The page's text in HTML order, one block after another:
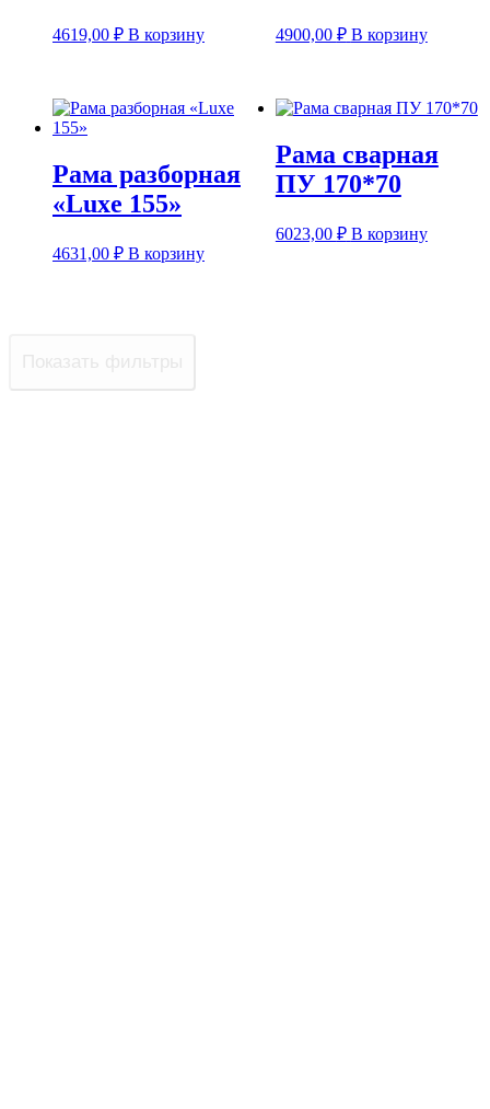
4619,00 ₽ В корзину 4900,00 ₽ В корзину
Рама разборная
«Luxe 155»
4631,00 ₽ В корзину
Рама сварная
ПУ 170*70
6023,00 ₽ В корзину